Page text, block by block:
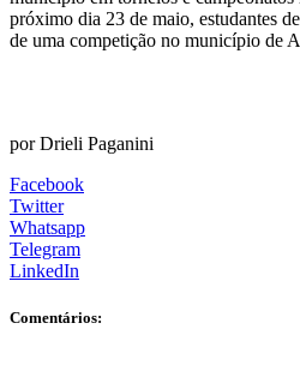
próximo dia 23 de maio, estudantes
de uma competição no município de
por Drieli Paganini
Facebook
Twitter
Whatsapp
Telegram
LinkedIn
Comentários: